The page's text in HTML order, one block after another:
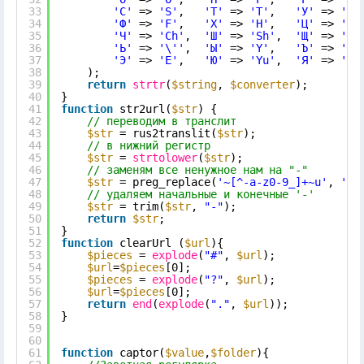
33
34
35
36
37
38
39
40
41
42
43
44
45
46
47
48
49
50
51
52
53
54
55
56
57
58
59
60
61
'С'
=> 'S' , 'Т' => 'T' , 'У' => 'U'
'Ф'
=> 'F' , 'Х' => 'H' , 'Ц' => 'C'
'Ч'
=> 'Ch' , 'Ш' => 'Sh' , 'Щ' =>
'Ь'
=> '\'' , 'Ы' => 'Y' , 'Ъ' =>
'Э'
=> 'E' , 'Ю' => 'Yu' , 'Я' =>
);
return strtr($string, $converter);
}
function str2url($str) {
// переводим в транслит
$str = rus2translit($str);
// в нижний регистр
$str = strtolower($str);
// заменям все ненужное нам на "-"
$str = preg_replace( '~[^-a-z0-9_]+~u' , '-'
// удаляем начальные и конечные '-'
$str = trim($str, "-");
return $str;
}
function clearUrl ($url ){
$pieces = explode( "#" , $url );
$url=$pieces [0];
$pieces = explode( "?" , $url );
$url=$pieces [0];
return end (explode( "." , $url ));
}
function captor($value,$folder){